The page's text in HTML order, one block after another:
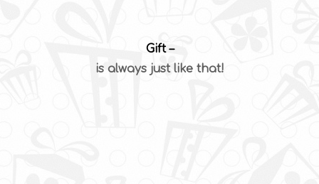
Gift–
is always just like that!